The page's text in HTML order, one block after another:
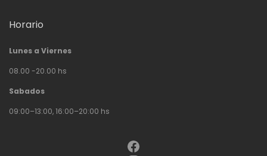
Horario
Lunes a Viernes
08.00 -20.00 hs
Sabados
09:00–13:00, 16:00–20:00 hs
Facebook